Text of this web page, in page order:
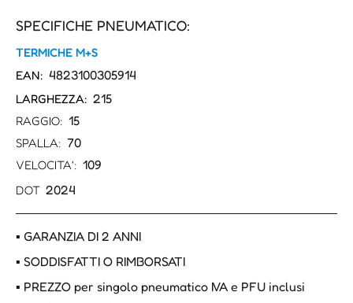
SPECIFICHE PNEUMATICO:
TERMICHE M+S
EAN: 4823100305914
LARGHEZZA: 215
RAGGIO: 15
SPALLA: 70
VELOCITA': 109
DOT 2024
▪ GARANZIA DI 2 ANNI
▪ SODDISFATTI O RIMBORSATI
▪ PREZZO per singolo pneumatico IVA e PFU inclusi